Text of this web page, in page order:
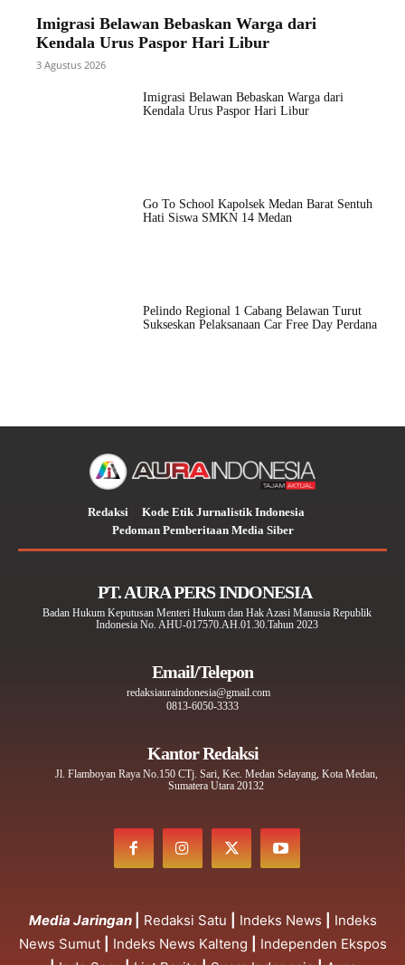
Imigrasi Belawan Bebaskan Warga dari
Kendala Urus Paspor Hari Libur
3 Agustus 2026
Imigrasi Belawan Bebaskan Warga dari
Kendala Urus Paspor Hari Libur
Go To School Kapolsek Medan Barat Sentuh
Hati Siswa SMKN 14 Medan
Pelindo Regional 1 Cabang Belawan Turut
Sukseskan Pelaksanaan Car Free Day Perdana
Redaksi
Kode Etik Jurnalistik Indonesia
Pedoman Pemberitaan Media Siber
PT. AURA PERS INDONESIA
Badan Hukum Keputusan Menteri Hukum dan Hak Azasi Manusia Republik
Indonesia No. AHU-017570.AH.01.30.Tahun 2023
Email/Telepon
redaksiauraindonesia@gmail.com
0813-6050-3333
Kantor Redaksi
Jl. Flamboyan Raya No.150 CTj. Sari, Kec. Medan Selayang, Kota Medan,
Sumatera Utara 20132
Media Jaringan Redaksi Satu Indeks News
Indeks
News Sumut
Indeks News Kalteng
Independen Ekspos